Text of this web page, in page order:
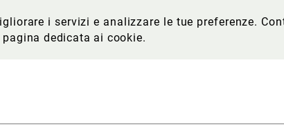
i servizi e analizzare le tue preferenze.
dedicata ai cookie.